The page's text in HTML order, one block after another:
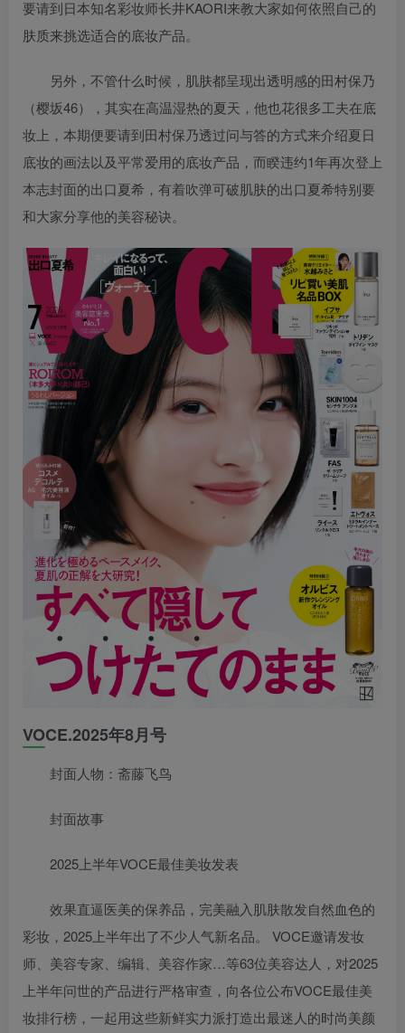
要请到日本知名彩妆师长井KAORI来教大家如何依照自己的
肤质来挑选适合的底妆产品。
另外，不管什么时候，肌肤都呈现出透明感的田村保乃
（樱坂46），其实在高温湿热的夏天，他也花很多工夫在底
妆上，本期便要请到田村保乃透过问与答的方式来介绍夏日
底妆的画法以及平常爱用的底妆产品，而睽违约1年再次登上
本志封面的出口夏希，有着吹弹可破肌肤的出口夏希特别要
和大家分享他的美容秘诀。
VOCE.2025年8月号
封面人物：斋藤飞鸟
封面故事
2025上半年VOCE最佳美妆发表
效果直逼医美的保养品，完美融入肌肤散发自然血色的
彩妆，2025上半年出了不少人气新名品。 VOCE邀请发妆
师、美容专家、编辑、美容作家…等63位美容达人，对2025
上半年问世的产品进行严格审查，向各位公布VOCE最佳美
妆排行榜，一起用这些新鲜实力派打造出最迷人的时尚美颜